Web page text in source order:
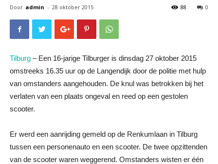
Door admin - 28 oktober 2015 0
88
Tilburg – Een 16-jarige Tilburger is dinsdag 27 oktober 2015
omstreeks 16.35 uur op de Langendijk door de politie met hulp
van omstanders aangehouden. De knul was betrokken bij het
verlaten van een plaats ongeval en reed op een gestolen
scooter.
Er werd een aanrijding gemeld op de Renkumlaan in Tilburg
tussen een personenauto en een scooter. De twee opzittenden
van de scooter waren weggerend. Omstanders wisten er één